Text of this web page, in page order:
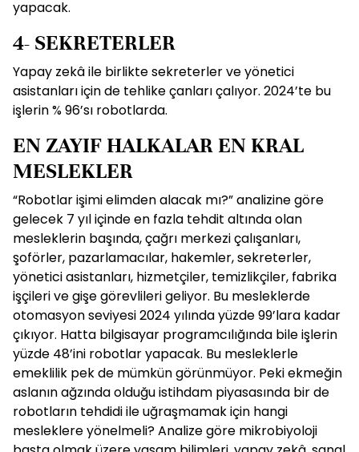
yapacak.
4- SEKRETERLER
Yapay zekâ ile birlikte sekreterler ve yönetici
asistanları için de tehlike çanları çalıyor. 2024’te bu
işlerin % 96’sı robotlarda.
EN ZAYIF HALKALAR EN KRAL
MESLEKLER
“Robotlar işimi elimden alacak mı?” analizine göre
gelecek 7 yıl içinde en fazla tehdit altında olan
mesleklerin başında, çağrı merkezi çalışanları,
şoförler, pazarlamacılar, hakemler, sekreterler,
yönetici asistanları, hizmetçiler, temizlikçiler, fabrika
işçileri ve gişe görevlileri geliyor. Bu mesleklerde
otomasyon seviyesi 2024 yılında yüzde 99’lara kadar
çıkıyor. Hatta bilgisayar programcılığında bile işlerin
yüzde 48’ini robotlar yapacak. Bu mesleklerle
emeklilik pek de mümkün görünmüyor. Peki ekmeğin
aslanın ağzında olduğu istihdam piyasasında bir de
robotların tehdidi ile uğraşmamak için hangi
mesleklere yönelmeli? Analize göre mikrobiyoloji